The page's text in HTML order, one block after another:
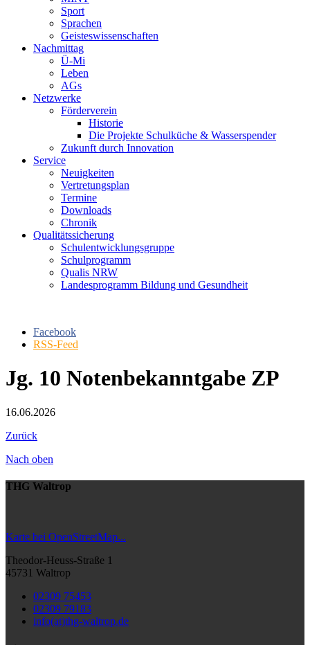
Sport
Sprachen
Geisteswissenschaften
Nachmittag
Ü-Mi
Leben
AGs
Netzwerke
Förderverein
Historie
Die Projekte Schulküche & Wasserspender
Zukunft durch Innovation
Service
Neuigkeiten
Vertretungsplan
Termine
Downloads
Chronik
Qualitätssicherung
Schulentwicklungsgruppe
Schulprogramm
Qualis NRW
Landesprogramm Bildung und Gesundheit
Facebook
RSS-Feed
Jg. 10 Notenbekanntgabe ZP
16.06.2026
Zurück
Nach oben
THG Waltrop
Karte bei OpenStreetMap...
Theodor-Heuss-Straße 1
45731 Waltrop
02309 75453
02309 79183
info(at)thg-waltrop.de